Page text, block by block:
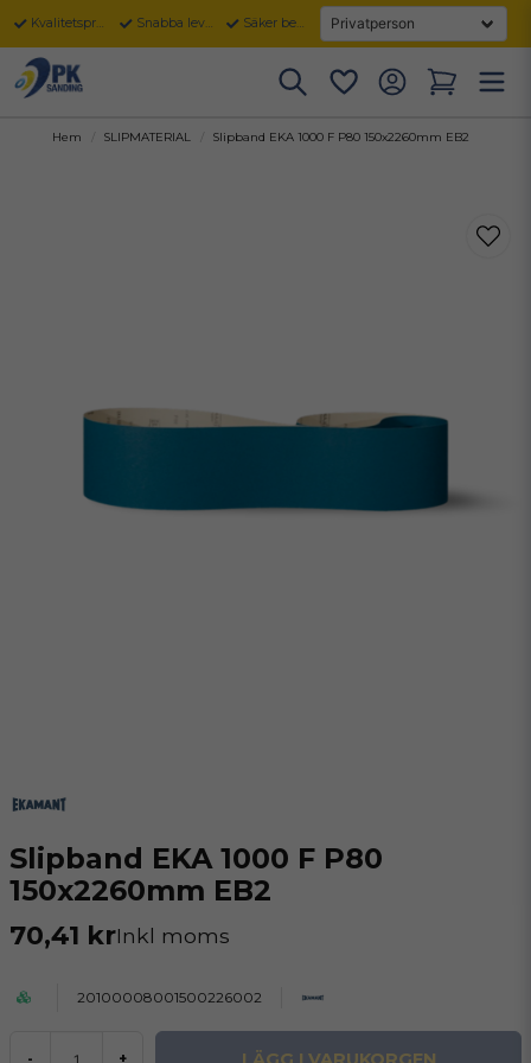
Kvalitetsprodukter Snabba leveranser Säker betalning
Hem SLIPMATERIAL Slipband EKA 1000 F P80 150x2260mm EB2
Slipband EKA 1000 F P80
150x2260mm EB2
70,41 krInkl moms
20100008001500226002
- +